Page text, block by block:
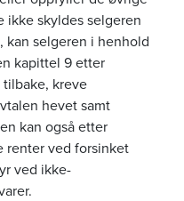
skyldes selgeren
kan selgeren i henhold
kapittel 9 etter
kreve
hevet samt
kan også etter
renter ved forsinket
ved ikke-